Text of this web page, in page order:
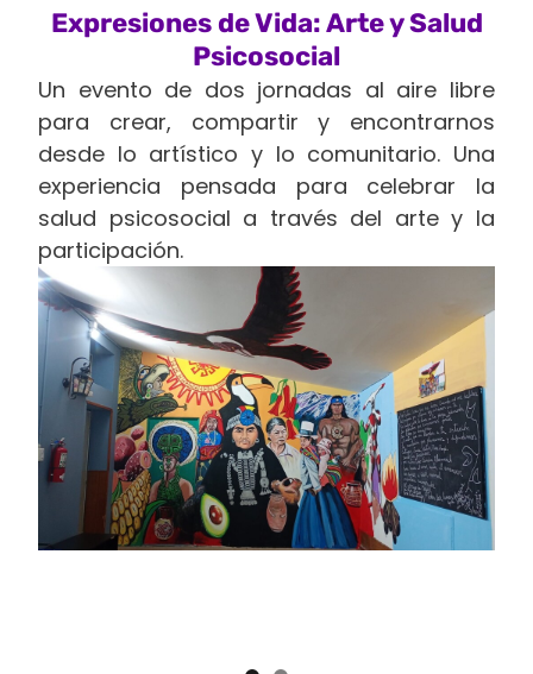
Expresiones de Vida: Arte y Salud
Psicosocial
Un evento de dos jornadas al aire libre
para crear, compartir y encontrarnos
desde lo artístico y lo comunitario. Una
experiencia pensada para celebrar la
salud psicosocial a través del arte y la
participación.